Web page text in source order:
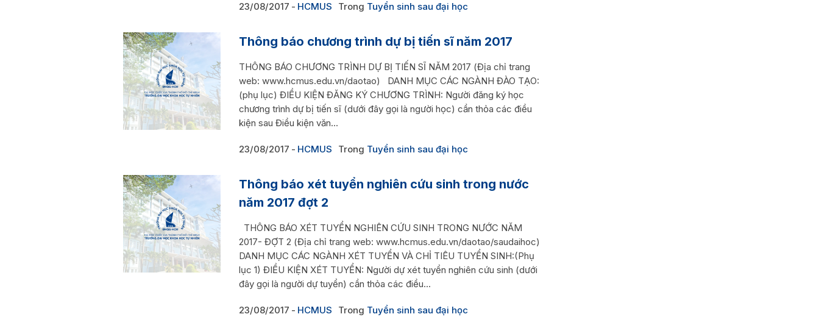
23/08/2017 HCMUS Trong Tuyển sinh sau đại học
Thông báo chương trình dự bị tiến sĩ năm 2017
THÔNG BÁO CHƯƠNG TRÌNH DỰ BỊ TIẾN SĨ NĂM 2017 (Địa chỉ trang
web: www.hcmus.edu.vn/daotao) DANH MỤC CÁC NGÀNH ĐÀO TẠO:
(phụ lục) ĐIỀU KIỆN ĐĂNG KÝ CHƯƠNG TRÌNH: Người đăng ký học
chương trình dự bị tiến sĩ (dưới đây gọi là người học) cần thỏa các điều
kiện sau Điều kiện văn...
23/08/2017 HCMUS Trong Tuyển sinh sau đại học
Thông báo xét tuyển nghiên cứu sinh trong nước
năm 2017 đợt 2
THÔNG BÁO XÉT TUYỂN NGHIÊN CỨU SINH TRONG NƯỚC NĂM
2017- ĐỢT 2 (Địa chỉ trang web: www.hcmus.edu.vn/daotao/saudaihoc)
DANH MỤC CÁC NGÀNH XÉT TUYỂN VÀ CHỈ TIÊU TUYỂN SINH:(Phụ
lục 1) ĐIỀU KIỆN XÉT TUYỂN: Người dự xét tuyển nghiên cứu sinh (dưới
đây gọi là người dự tuyển) cần thỏa các điều...
23/08/2017 HCMUS Trong Tuyển sinh sau đại học